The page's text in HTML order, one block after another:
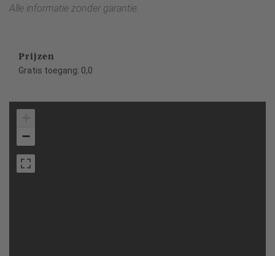
Alle informatie zonder garantie.
Prijzen
Gratis toegang: 0,0
−